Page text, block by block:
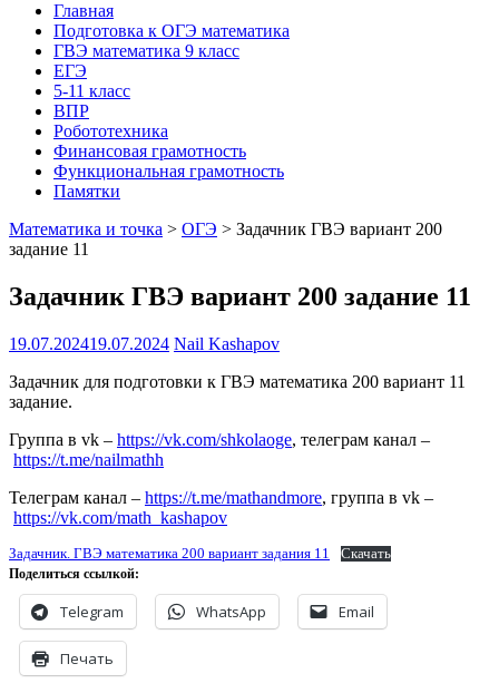
Главная
Подготовка к ОГЭ математика
ГВЭ математика 9 класс
ЕГЭ
5-11 класс
ВПР
Робототехника
Финансовая грамотность
Функциональная грамотность
Памятки
Математика и точка > ОГЭ > Задачник ГВЭ вариант 200
задание 11
Задачник ГВЭ вариант 200 задание 11
19.07.202419.07.2024 Nail Kashapov
Задачник для подготовки к ГВЭ математика 200 вариант 11
задание.
Группа в vk – https://vk.com/shkolaoge, телеграм канал –
https://t.me/nailmathh
Телеграм канал – https://t.me/mathandmore, группа в vk –
https://vk.com/math_kashapov
Задачник. ГВЭ математика 200 вариант задания 11
Скачать
Поделиться ссылкой:
Telegram WhatsApp Email
Печать